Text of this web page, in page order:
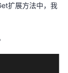
扩展方法中，我